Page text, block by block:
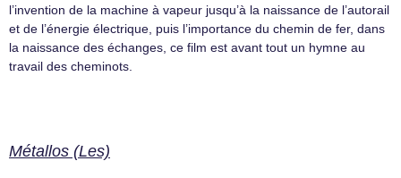
l’invention de la machine à vapeur jusqu’à la naissance de l’autorail
et de l’énergie électrique, puis l’importance du chemin de fer, dans
la naissance des échanges, ce film est avant tout un hymne au
travail des cheminots.
Métallos (Les)